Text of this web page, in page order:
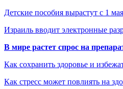
Детские пособия вырастут с 1
Израиль вводит электронные
В мире растет спрос на
Как сохранить здоровье и
Как стресс может повлиять на